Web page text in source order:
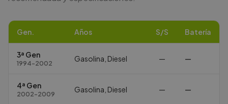
Gen. Años S/S Batería
3ª Gen
1994-2002
Gasolina, Diesel — —
4ª Gen
2002-2009
Gasolina, Diesel — —